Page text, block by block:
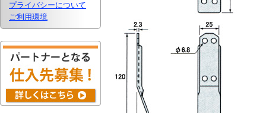
プライバシーについて
ご利用環境